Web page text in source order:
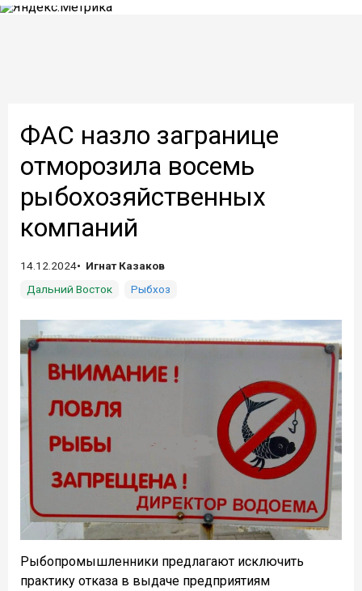
ФАС назло загранице
отморозила восемь
рыбохозяйственных
компаний
14.12.2024
Игнат Казаков
Дальний Восток
Рыбхоз
Рыбопромышленники предлагают исключить
практику отказа в выдаче предприятиям